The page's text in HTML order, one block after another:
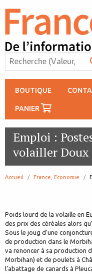
BOUTIQUE
PANIER
Emploi :
volailler Doux
Accueil France, Economie
Poids lourd de la volaille en
des prix des céréales alors
Sous le joug d’une
de production dans le
va renoncer à sa production
Morbihan) et de poulets à
l’abattage de canards à